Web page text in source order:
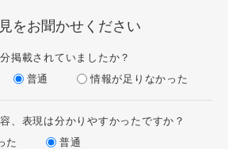
をお聞かせください
掲載されていましたか？
普通 情報が足りなかった
、表現は分かりやすかったですか？
た
普通